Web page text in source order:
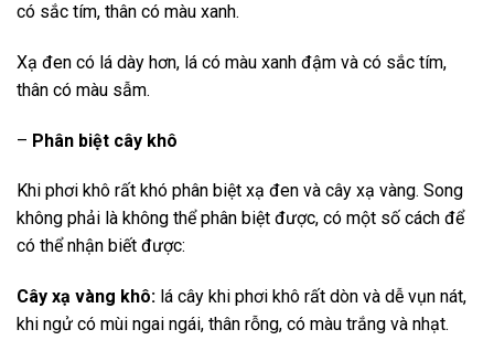
có sắc tím, thân có màu xanh.
Xạ đen có lá dày hơn, lá có màu xanh đậm và có sắc tím,
thân có màu sẫm.
– Phân biệt cây khô
Khi phơi khô rất khó phân biệt xạ đen và cây xạ vàng. Song
không phải là không thể phân biệt được, có một số cách để
có thể nhận biết được:
Cây xạ vàng khô: lá cây khi phơi khô rất dòn và dễ vụn nát,
khi ngử có mùi ngai ngái, thân rỗng, có màu trắng và nhạt.